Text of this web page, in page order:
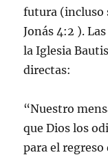
futura (incluso
Jonás 4:2 ).
la Iglesia
directas:
“Nuestro
que Dios los
para el regreso